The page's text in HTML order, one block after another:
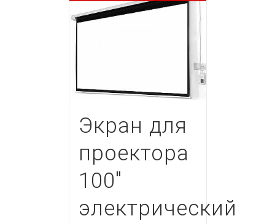
Экран для
проектора
100″
электрический